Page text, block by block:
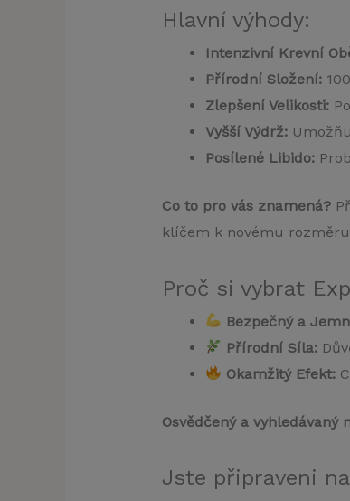
Hlavní výhody:
Intenzivní Krevní
Přírodní Složení:
Zlepšení Velikosti:
Vyšší Výdrž:
Posílené Libido:
Co to pro vás znamená?
klíčem k novému rozměru
Proč si vybrat
Bezpečný a
Přírodní Síla:
Okamžitý Efekt:
Osvědčený a vyhledávaný
Jste připraveni